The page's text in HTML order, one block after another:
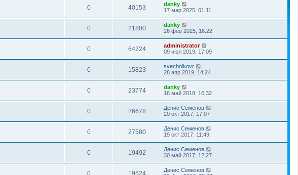
0 40153
danky
17 мар 2025, 01:11
0 21800
danky
26 фев 2025, 16:22
0 64224
administrator
09 июл 2019, 17:09
0 15823
svechnikovr
28 апр 2019, 14:24
0 23774
danky
16 май 2018, 16:32
0 26678
Денис Семенов
20 окт 2017, 17:07
0 27580
Денис Семенов
19 окт 2017, 11:49
0 19492
Денис Семенов
30 май 2017, 12:27
0 19524
Денис Семенов